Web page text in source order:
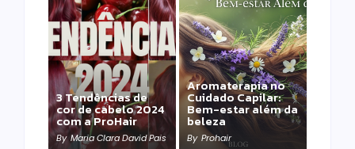
3 Tendências de
cor de cabelo 2024
com a ProHair
By Maria Clara David Pais
Aromaterapia no
Cuidado Capilar:
Bem-estar além da
beleza
By Prohair
Detox Capilar: Por
que remover
metais pesados
salva sua química?
By Prohair